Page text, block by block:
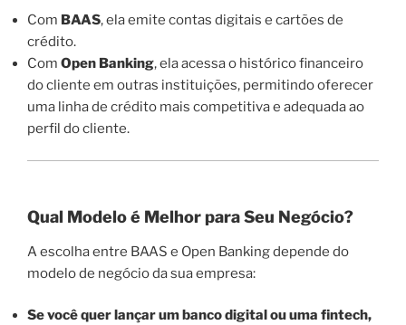
Com BAAS, ela emite contas digitais e cartões de
crédito.
Com Open Banking, ela acessa o histórico financeiro
do cliente em outras instituições, permitindo oferecer
uma linha de crédito mais competitiva e adequada ao
perfil do cliente.
Qual Modelo é Melhor para Seu Negócio?
A escolha entre BAAS e Open Banking depende do
modelo de negócio da sua empresa:
Se você quer lançar um banco digital ou uma fintech,